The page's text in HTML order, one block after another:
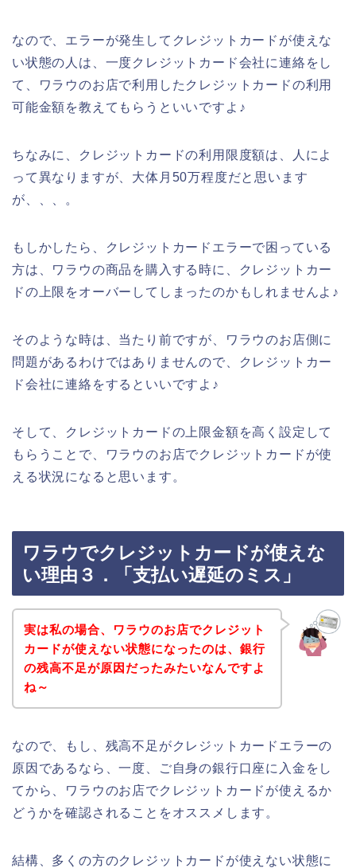
なので、エラーが発生してクレジットカードが使えな
い状態の人は、一度クレジットカード会社に連絡をし
て、ワラウのお店で利用したクレジットカードの利用
可能金額を教えてもらうといいですよ♪
ちなみに、クレジットカードの利用限度額は、人によ
って異なりますが、大体月50万程度だと思います
が、、、。
もしかしたら、クレジットカードエラーで困っている
方は、ワラウの商品を購入する時に、クレジットカー
ドの上限をオーバーしてしまったのかもしれませんよ♪
そのような時は、当たり前ですが、ワラウのお店側に
問題があるわけではありませんので、クレジットカー
ド会社に連絡をするといいですよ♪
そして、クレジットカードの上限金額を高く設定して
もらうことで、ワラウのお店でクレジットカードが使
える状況になると思います。
ワラウでクレジットカードが使えな
い理由３．「支払い遅延のミス」
実は私の場合、ワラウのお店でクレジット
カードが使えない状態になったのは、銀行
の残高不足が原因だったみたいなんですよ
ね～
なので、もし、残高不足がクレジットカードエラーの
原因であるなら、一度、ご自身の銀行口座に入金をし
てから、ワラウのお店でクレジットカードが使えるか
どうかを確認されることをオススメします。
結構、多くの方のクレジットカードが使えない状態に